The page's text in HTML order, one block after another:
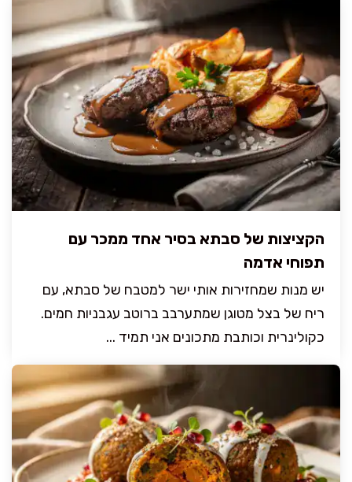
הקציצות של סבתא בסיר אחד ממכר עם
תפוחי אדמה
יש מנות שמחזירות אותי ישר למטבח של סבתא, עם
ריח של בצל מטוגן שמתערבב ברוטב עגבניות חמים.
כקולינרית וכותבת מתכונים אני תמיד ...